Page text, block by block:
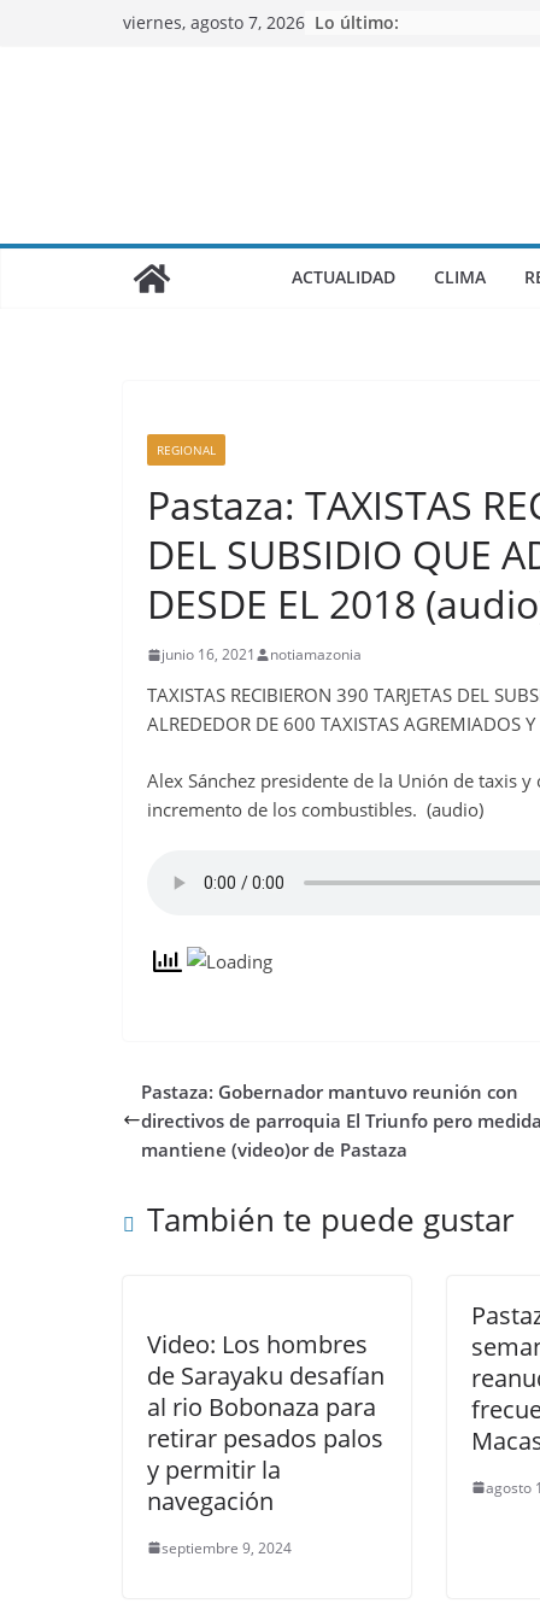
viernes, agosto 7, 2026 Lo último:
ACTUALIDAD CLIMA
REGIONAL
Pastaza: TAXISTAS
DEL SUBSIDIO QUE
DESDE EL 2018
junio 16, 2021 notiamazonia
TAXISTAS RECIBIERON 390 TARJETAS DEL
ALREDEDOR DE 600 TAXISTAS AGREMIADOS
Alex Sánchez presidente de la Unión de taxis
incremento de los combustibles. (audio)
Pastaza: Gobernador mantuvo reunión con
directivos de parroquia El Triunfo pero
mantiene (video)or de Pastaza
También te puede gustar
Video: Los hombres
de Sarayaku desafían
al rio Bobonaza para
retirar pesados palos
y permitir la
navegación
septiembre 9, 2024
agosto